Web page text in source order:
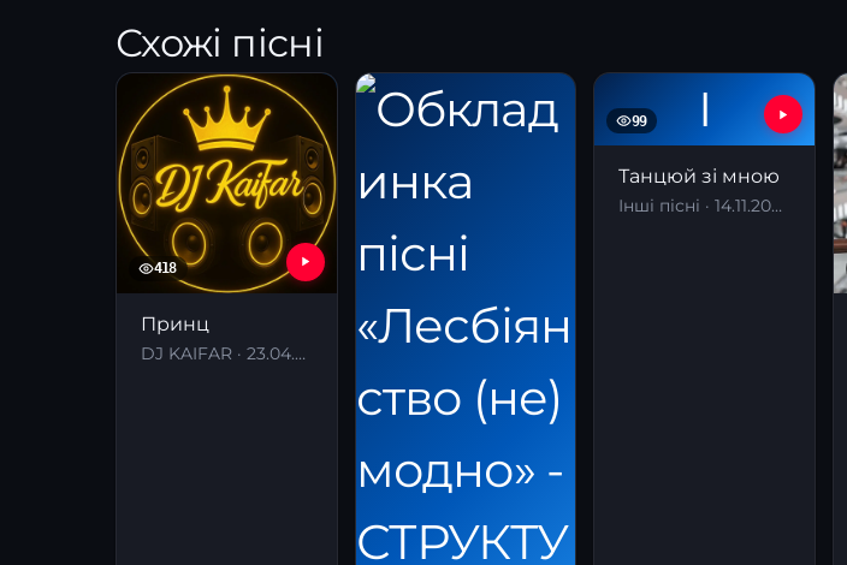
Схожі пісні
418
Принц
DJ KAIFAR · 23.04.2026
І
99
Танцюй зі мною
Інші пісні · 14.11.2025